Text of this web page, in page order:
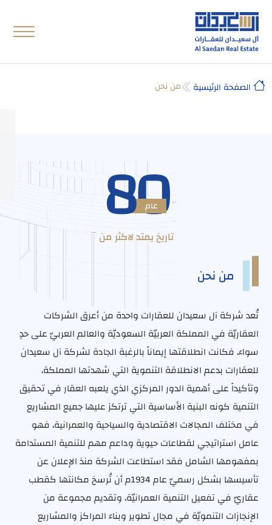
الصفحة الرئيسية من نحن
80
عام
تاريخ يمتد لاكثر من
من نحن
تُعد شركة آل سعيدان للعقارات واحدة من أعرق الشركات
العقاريّة في المملكة العربيّة السعوديّة والعالم العربيّ على حدٍ
سواء، فكانت انطلاقتها إيماناً بالرغبة الجادة لشركة آل سعيدان
للعقارات بدعم الانطلاقة التنموية التي شهدتها المملكة،
وتأكيداً على أهمية الدور المركزي الذي يلعبه العقار في تحقيق
التنمية كونه البنية الأساسية التي ترتكز عليها جميع المشاريع
في مختلف المجالات الاقتصادية والسياحية والعمرانية، فهو
عامل استراتيجي لقطاعات حيوية وداعم مهم للتنمية المستدامة
بمفهومها الشامل فقد استطاعت الشركة منذ الإعلان عن
تأسيسها بشكل رسميّ عام 1934م أن تُرسخ مكانتها كقطب
عقاريّ في تفعيل التنمية العمرانيّة، وتقديم مجموعة من
الإنجازات التنمويّة في مجال تطوير وبناء المراكز والمشاريع